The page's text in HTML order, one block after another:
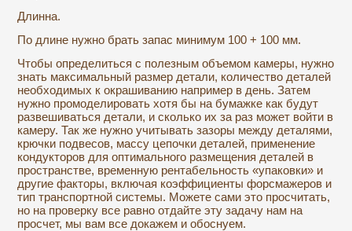
Длинна.
По длине нужно брать запас минимум 100 + 100 мм.
Чтобы определиться с полезным объемом камеры, нужно
знать максимальный размер детали, количество деталей
необходимых к окрашиванию например в день. Затем
нужно промоделировать хотя бы на бумажке как будут
развешиваться детали, и сколько их за раз может войти в
камеру. Так же нужно учитывать зазоры между деталями,
крючки подвесов, массу цепочки деталей, применение
кондукторов для оптимального размещения деталей в
пространстве, временную рентабельность «упаковки» и
другие факторы, включая коэффициенты форсмажеров и
тип транспортной системы. Можете сами это просчитать,
но на проверку все равно отдайте эту задачу нам на
просчет, мы вам все докажем и обоснуем.